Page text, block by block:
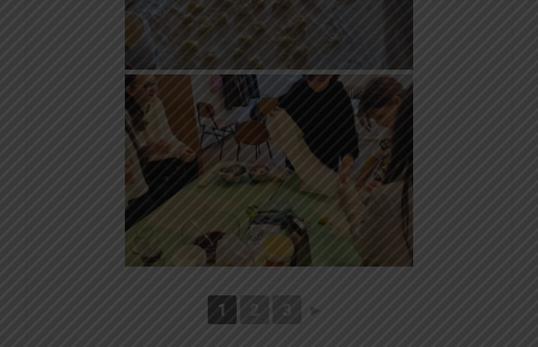
1 2 3 ►